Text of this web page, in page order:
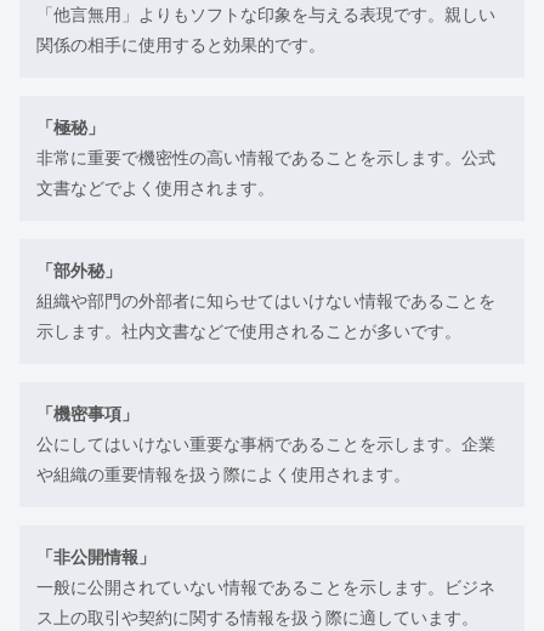
「他言無用」よりもソフトな印象を与える表現です。親しい
関係の相手に使用すると効果的です。
「極秘」
非常に重要で機密性の高い情報であることを示します。公式
文書などでよく使用されます。
「部外秘」
組織や部門の外部者に知らせてはいけない情報であることを
示します。社内文書などで使用されることが多いです。
「機密事項」
公にしてはいけない重要な事柄であることを示します。企業
や組織の重要情報を扱う際によく使用されます。
「非公開情報」
一般に公開されていない情報であることを示します。ビジネ
ス上の取引や契約に関する情報を扱う際に適しています。